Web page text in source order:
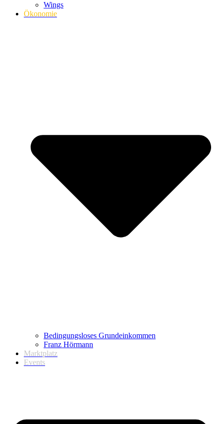
Wings
Ökonomie
Bedingungsloses Grundeinkommen
Franz Hörmann
Marktplatz
Events